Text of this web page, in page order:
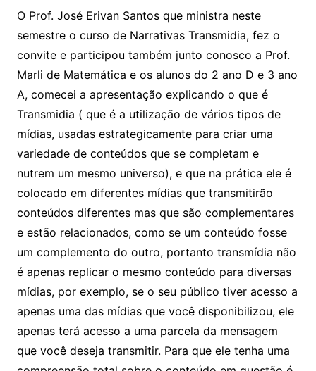
O Prof. José Erivan Santos que ministra neste
semestre o curso de Narrativas Transmidia, fez o
convite e participou também junto conosco a Prof.
Marli de Matemática e os alunos do 2 ano D e 3 ano
A, comecei a apresentação explicando o que é
Transmidia ( que é a utilização de vários tipos de
mídias, usadas estrategicamente para criar uma
variedade de conteúdos que se completam e
nutrem um mesmo universo), e que na prática ele é
colocado em diferentes mídias que transmitirão
conteúdos diferentes mas que são complementares
e estão relacionados, como se um conteúdo fosse
um complemento do outro, portanto transmídia não
é apenas replicar o mesmo conteúdo para diversas
mídias, por exemplo, se o seu público tiver acesso a
apenas uma das mídias que você disponibilizou, ele
apenas terá acesso a uma parcela da mensagem
que você deseja transmitir. Para que ele tenha uma